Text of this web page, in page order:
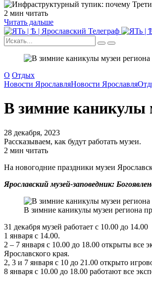
2 мин читать
Читать дальше
О Отдых
Новости ЯрославляНовости Ярославля
В зимние каникулы
28 декабря, 2023
Рассказываем, как будут работать музеи.
2 мин читать
На новогодние праздники музеи
Ярославский музей-заповедник:
В зимние каникулы музеи региона
31 декабря музей работает с 10.00 до 14.00
1 января с 14.00.
2 – 7 января с 10.00 до 18.00 открыты
Ярославского края.
2, 3 и 7 января с 10 до 21.00 открыто
8 января с 10.00 до 18.00 работают все